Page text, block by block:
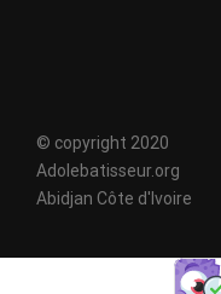
© copyright 2020
Adolebatisseur.org
Abidjan Côte d'Ivoire